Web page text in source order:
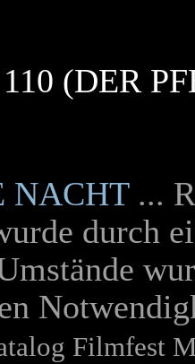
(DER
NACHT ...
durch
Filmfest